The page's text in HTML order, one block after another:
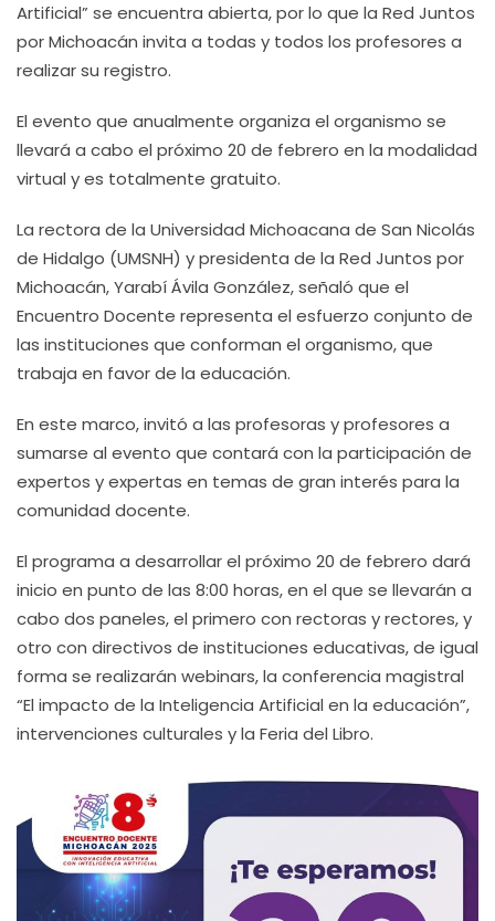
Artificial” se encuentra abierta, por lo que la Red Juntos
por Michoacán invita a todas y todos los profesores a
realizar su registro.
El evento que anualmente organiza el organismo se
llevará a cabo el próximo 20 de febrero en la modalidad
virtual y es totalmente gratuito.
La rectora de la Universidad Michoacana de San Nicolás
de Hidalgo (UMSNH) y presidenta de la Red Juntos por
Michoacán, Yarabí Ávila González, señaló que el
Encuentro Docente representa el esfuerzo conjunto de
las instituciones que conforman el organismo, que
trabaja en favor de la educación.
En este marco, invitó a las profesoras y profesores a
sumarse al evento que contará con la participación de
expertos y expertas en temas de gran interés para la
comunidad docente.
El programa a desarrollar el próximo 20 de febrero dará
inicio en punto de las 8:00 horas, en el que se llevarán a
cabo dos paneles, el primero con rectoras y rectores, y
otro con directivos de instituciones educativas, de igual
forma se realizarán webinars, la conferencia magistral
“El impacto de la Inteligencia Artificial en la educación”,
intervenciones culturales y la Feria del Libro.